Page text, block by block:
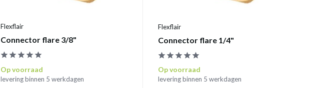
Flexflair
Connector flare 3/8"
Op voorraad
levering binnen 5 werkdagen
Flexflair
Connector flare 1/4"
Op voorraad
levering binnen 5 werkdagen